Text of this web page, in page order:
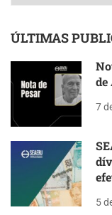
ÚLTIMAS
de
7
5